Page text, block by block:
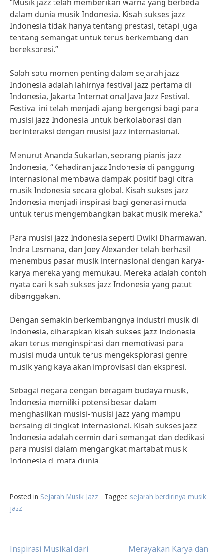
“Musik jazz telah memberikan warna yang berbeda
dalam dunia musik Indonesia. Kisah sukses jazz
Indonesia tidak hanya tentang prestasi, tetapi juga
tentang semangat untuk terus berkembang dan
berekspresi.”
Salah satu momen penting dalam sejarah jazz
Indonesia adalah lahirnya festival jazz pertama di
Indonesia, Jakarta International Java Jazz Festival.
Festival ini telah menjadi ajang bergengsi bagi para
musisi jazz Indonesia untuk berkolaborasi dan
berinteraksi dengan musisi jazz internasional.
Menurut Ananda Sukarlan, seorang pianis jazz
Indonesia, “Kehadiran jazz Indonesia di panggung
internasional membawa dampak positif bagi citra
musik Indonesia secara global. Kisah sukses jazz
Indonesia menjadi inspirasi bagi generasi muda
untuk terus mengembangkan bakat musik mereka.”
Para musisi jazz Indonesia seperti Dwiki Dharmawan,
Indra Lesmana, dan Joey Alexander telah berhasil
menembus pasar musik internasional dengan karya-
karya mereka yang memukau. Mereka adalah contoh
nyata dari kisah sukses jazz Indonesia yang patut
dibanggakan.
Dengan semakin berkembangnya industri musik di
Indonesia, diharapkan kisah sukses jazz Indonesia
akan terus menginspirasi dan memotivasi para
musisi muda untuk terus mengeksplorasi genre
musik yang kaya akan improvisasi dan ekspresi.
Sebagai negara dengan beragam budaya musik,
Indonesia memiliki potensi besar dalam
menghasilkan musisi-musisi jazz yang mampu
bersaing di tingkat internasional. Kisah sukses jazz
Indonesia adalah cermin dari semangat dan dedikasi
para musisi dalam mengangkat martabat musik
Indonesia di mata dunia.
Posted in Sejarah Musik Jazz Tagged sejarah berdirinya musik
jazz
Inspirasi Musikal dari
Merayakan Karya dan